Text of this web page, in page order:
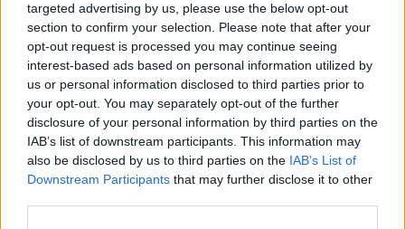
targeted advertising by us, please use the below opt-out
section to confirm your selection. Please note that after your
opt-out request is processed you may continue seeing
interest-based ads based on personal information utilized by
us or personal information disclosed to third parties prior to
your opt-out. You may separately opt-out of the further
disclosure of your personal information by third parties on the
IAB’s list of downstream participants. This information may
also be disclosed by us to third parties on the IAB’s List of
Downstream Participants that may further disclose it to other